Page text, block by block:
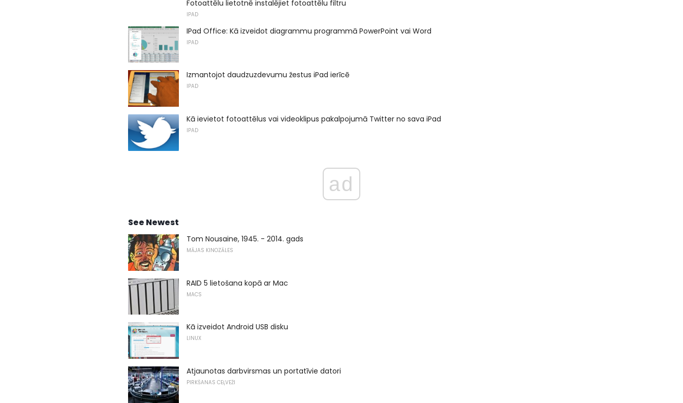
Fotoattēlu lietotnē instalējiet fotoattēlu filtru
IPAD
IPad Office: Kā izveidot diagrammu programmā PowerPoint vai Word
IPAD
Izmantojot daudzuzdevumu žestus iPad ierīcē
IPAD
Kā ievietot fotoattēlus vai videoklipus pakalpojumā Twitter no sava iPad
IPAD
ad
See Newest
Tom Nousaine, 1945. - 2014. gads
MĀJAS KINOZĀLES
RAID 5 lietošana kopā ar Mac
MACS
Kā izveidot Android USB disku
LINUX
Atjaunotas darbvirsmas un portatīvie datori
PIRKŠANAS CEĻVEŽI